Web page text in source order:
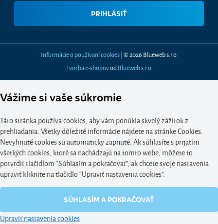
Informácie o používaní cookies| © 2026 Blueweb s.r.o.
Tvorba e-shopovod Blueweb s.r.o.
Vážime si vaše súkromie
Táto stránka používa cookies, aby vám ponúkla skvelý zážitok z
prehliadania. Všetky dôležité informácie nájdete na stránke Cookies.
Nevyhnuté cookies sú automaticky zapnuté. Ak súhlasíte s prijatím
všetkých cookies, ktoré sa nachádzajú na tomto webe, môžete to
potvrdiť tlačidlom “Súhlasím a pokračovať", ak chcete svoje nastavenia
upraviť kliknite na tlačidlo “Upraviť nastavenia cookies".
SÚHLASÍM A POKRAČOVAŤ
Upraviť nastavenia cookies